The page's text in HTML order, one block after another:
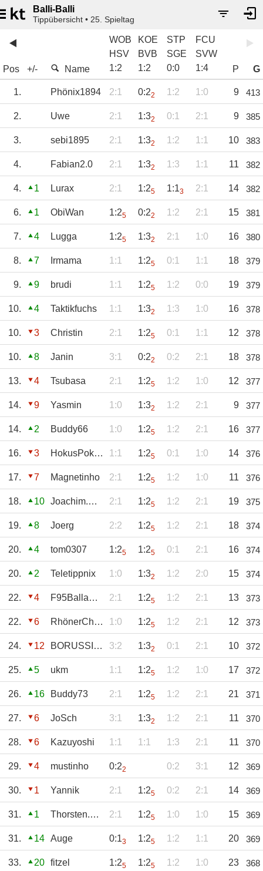
Balli-Balli
Tippübersicht • 25. Spieltag
Pos +/- Name
WOB
HSV
1:2
KOE
BVB
1:2
STP
SGE
0:0
FCU
SVW
1:4 P G
1. Phönix1894 2:1 0:22 1:2 1:0 9 413
2. Uwe 2:1 1:32 0:1 2:1 9 385
3. sebi1895 2:1 1:32 1:2 1:1 10 383
4. Fabian2.0 2:1 1:32 1:3 1:1 11 382
4. 1 Lurax 2:1 1:25 1:13 2:1 14 382
6. 1 ObiWan 1:25 0:22 1:2 2:1 15 381
7. 4 Lugga 1:25 1:32 2:1 1:0 16 380
8. 7 Irmama 1:1 1:25 0:1 1:1 18 379
9. 9 brudi 1:1 1:25 1:2 0:0 19 379
10. 4 Taktikfuchs 1:1 1:32 1:3 1:0 16 378
10. 3 Christin 2:1 1:25 0:1 1:1 12 378
10. 8 Janin 3:1 0:22 0:2 2:1 18 378
13. 4 Tsubasa 2:1 1:25 1:2 1:0 12 377
14. 9 Yasmin 1:0 1:32 1:2 2:1 9 377
14. 2 Buddy66 1:0 1:25 1:2 2:1 16 377
16. 3 HokusPokus 1:1 1:25 0:1 1:0 14 376
17. 7 Magnetinho 2:1 1:25 1:2 1:0 11 376
18. 10 Joachim.Pflug 2:1 1:25 1:2 2:1 19 375
19. 8 Joerg 2:2 1:25 1:2 2:1 18 374
20. 4 tom0307 1:25 1:25 0:1 2:1 16 374
20. 2 Teletippnix 1:0 1:32 1:2 2:0 15 374
22. 4 F95BallaBalla 2:1 1:25 1:2 2:1 13 373
22. 6 RhönerCharme 1:0 1:25 1:2 2:1 12 373
24. 12 BORUSSIAMG1900 3:2 1:32 0:1 2:1 10 372
25. 5 ukm 1:1 1:25 1:2 1:0 17 372
26. 16 Buddy73 2:1 1:25 1:2 2:1 21 371
27. 6 JoSch 3:1 1:32 1:2 2:1 11 370
28. 6 Kazuyoshi 1:1 1:1 1:3 2:1 11 370
29. 4 mustinho 0:22 0:2 3:1 12 369
30. 1 Yannik 2:1 1:25 0:2 2:1 14 369
31. 1 Thorsten.Arnold 2:1 1:25 1:0 1:0 15 369
31. 14 Auge 0:13 1:25 1:2 1:1 20 369
33. 20 fitzel 1:25 1:25 1:2 1:0 23 368